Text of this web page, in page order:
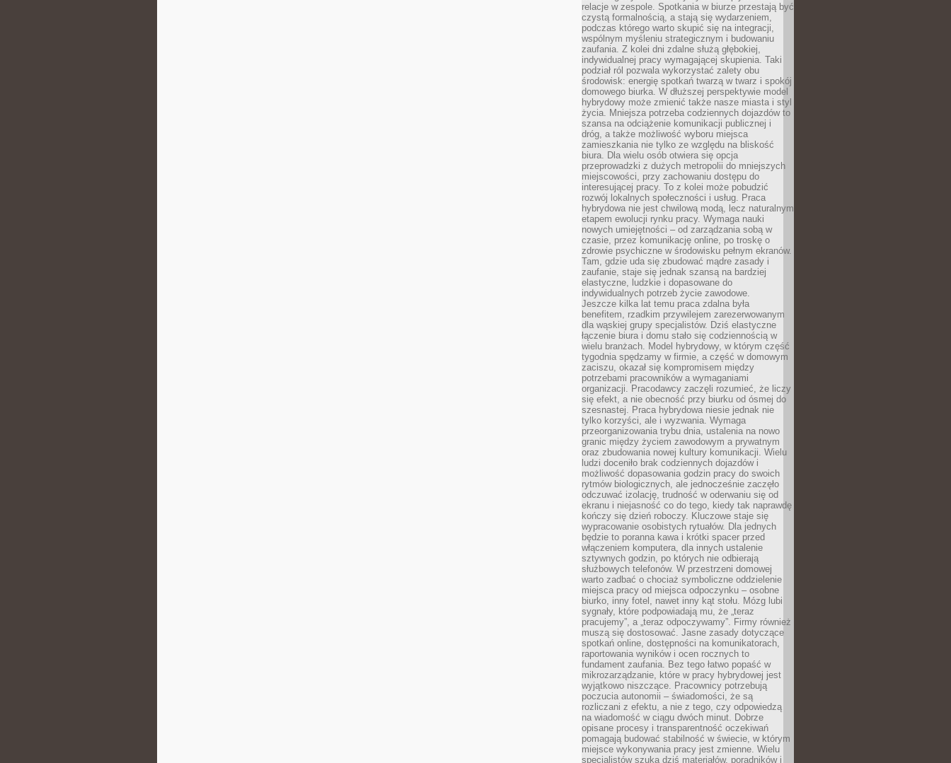
relacje w zespole. Spotkania w biurze przestają być
czystą formalnością, a stają się wydarzeniem,
podczas którego warto skupić się na integracji,
wspólnym myśleniu strategicznym i budowaniu
zaufania. Z kolei dni zdalne służą głębokiej,
indywidualnej pracy wymagającej skupienia. Taki
podział ról pozwala wykorzystać zalety obu
środowisk: energię spotkań twarzą w twarz i spokój
domowego biurka. W dłuższej perspektywie model
hybrydowy może zmienić także nasze miasta i styl
życia. Mniejsza potrzeba codziennych dojazdów to
szansa na odciążenie komunikacji publicznej i
dróg, a także możliwość wyboru miejsca
zamieszkania nie tylko ze względu na bliskość
biura. Dla wielu osób otwiera się opcja
przeprowadzki z dużych metropolii do mniejszych
miejscowości, przy zachowaniu dostępu do
interesującej pracy. To z kolei może pobudzić
rozwój lokalnych społeczności i usług. Praca
hybrydowa nie jest chwilową modą, lecz naturalnym
etapem ewolucji rynku pracy. Wymaga nauki
nowych umiejętności – od zarządzania sobą w
czasie, przez komunikację online, po troskę o
zdrowie psychiczne w środowisku pełnym ekranów.
Tam, gdzie uda się zbudować mądre zasady i
zaufanie, staje się jednak szansą na bardziej
elastyczne, ludzkie i dopasowane do
indywidualnych potrzeb życie zawodowe.
Jeszcze kilka lat temu praca zdalna była
benefitem, rzadkim przywilejem zarezerwowanym
dla wąskiej grupy specjalistów. Dziś elastyczne
łączenie biura i domu stało się codziennością w
wielu branżach. Model hybrydowy, w którym część
tygodnia spędzamy w firmie, a część w domowym
zaciszu, okazał się kompromisem między
potrzebami pracowników a wymaganiami
organizacji. Pracodawcy zaczęli rozumieć, że liczy
się efekt, a nie obecność przy biurku od ósmej do
szesnastej. Praca hybrydowa niesie jednak nie
tylko korzyści, ale i wyzwania. Wymaga
przeorganizowania trybu dnia, ustalenia na nowo
granic między życiem zawodowym a prywatnym
oraz zbudowania nowej kultury komunikacji. Wielu
ludzi doceniło brak codziennych dojazdów i
możliwość dopasowania godzin pracy do swoich
rytmów biologicznych, ale jednocześnie zaczęło
odczuwać izolację, trudność w oderwaniu się od
ekranu i niejasność co do tego, kiedy tak naprawdę
kończy się dzień roboczy. Kluczowe staje się
wypracowanie osobistych rytuałów. Dla jednych
będzie to poranna kawa i krótki spacer przed
włączeniem komputera, dla innych ustalenie
sztywnych godzin, po których nie odbierają
służbowych telefonów. W przestrzeni domowej
warto zadbać o chociaż symboliczne oddzielenie
miejsca pracy od miejsca odpoczynku – osobne
biurko, inny fotel, nawet inny kąt stołu. Mózg lubi
sygnały, które podpowiadają mu, że „teraz
pracujemy”, a „teraz odpoczywamy”. Firmy również
muszą się dostosować. Jasne zasady dotyczące
spotkań online, dostępności na komunikatorach,
raportowania wyników i ocen rocznych to
fundament zaufania. Bez tego łatwo popaść w
mikrozarządzanie, które w pracy hybrydowej jest
wyjątkowo niszczące. Pracownicy potrzebują
poczucia autonomii – świadomości, że są
rozliczani z efektu, a nie z tego, czy odpowiedzą
na wiadomość w ciągu dwóch minut. Dobrze
opisane procesy i transparentność oczekiwań
pomagają budować stabilność w świecie, w którym
miejsce wykonywania pracy jest zmienne. Wielu
specjalistów szuka dziś materiałów, poradników i